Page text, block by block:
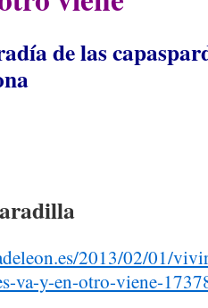
de las
2013/02/01/
va-y-en-otro-viene-